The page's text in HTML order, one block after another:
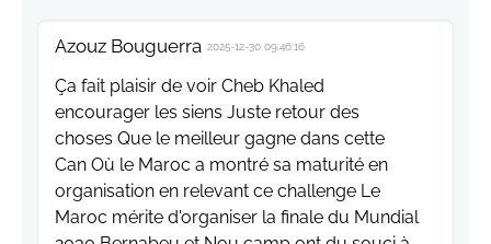
Azouz Bouguerra 2025-12-30 09:46:16
Ça fait plaisir de voir Cheb Khaled
encourager les siens Juste retour des
choses Que le meilleur gagne dans cette
Can Où le Maroc a montré sa maturité en
organisation en relevant ce challenge Le
Maroc mérite d'organiser la finale du Mundial